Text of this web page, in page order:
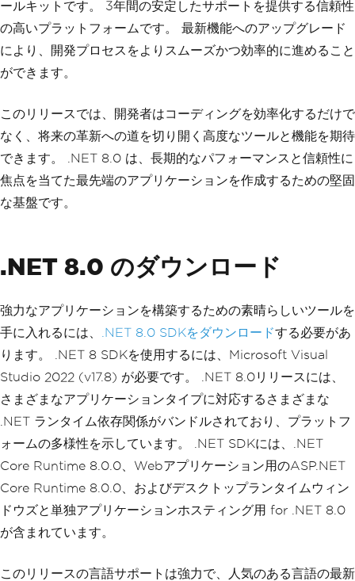
ールキットです。 3年間の安定したサポートを提供する信頼性
の高いプラットフォームです。 最新機能へのアップグレード
により、開発プロセスをよりスムーズかつ効率的に進めること
ができます。
このリリースでは、開発者はコーディングを効率化するだけで
なく、将来の革新への道を切り開く高度なツールと機能を期待
できます。 .NET 8.0 は、長期的なパフォーマンスと信頼性に
焦点を当てた最先端のアプリケーションを作成するための堅固
な基盤です。
.NET 8.0 のダウンロード
強力なアプリケーションを構築するための素晴らしいツールを
手に入れるには、
.NET 8.0 SDKをダウンロードする必要があ
ります。 .NET 8 SDKを使用するには、Microsoft Visual
Studio 2022 (v17.8) が必要です。 .NET 8.0リリースには、
さまざまなアプリケーションタイプに対応するさまざまな
.NET ランタイム依存関係がバンドルされており、プラットフ
ォームの多様性を示しています。 .NET SDKには、.NET
Core Runtime 8.0.0、Webアプリケーション用のASP.NET
Core Runtime 8.0.0、およびデスクトップランタイムウィン
ドウズと単独アプリケーションホスティング用 for .NET 8.0
が含まれています。
このリリースの言語サポートは強力で、人気のある言語の最新